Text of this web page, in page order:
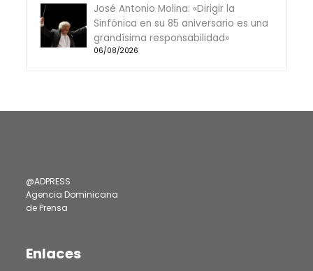
José Antonio Molina: «Dirigir la
Sinfónica en su 85 aniversario es una
grandísima responsabilidad»
06/08/2026
@ADPRESS
Agencia Dominicana
de Prensa
Enlaces